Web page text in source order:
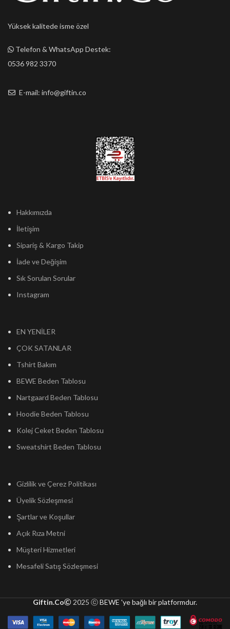
Yüksek kalitede isme özel
Telefon & WhatsApp Destek:
0536 982 3370
E-mail: info@giftin.co
Hakkımızda
İletişim
Sipariş & Kargo Takip
İade ve Değişim
Sık Sorulan Sorular
Instagram
EN YENİLER
ÇOK SATANLAR
Tshirt Bakım
BEWE Beden Tablosu
Nartgaard Beden Tablosu
Hoodie Beden Tablosu
Kolej Ceket Beden Tablosu
Sweatshirt Beden Tablosu
Gizlilik ve Çerez Politikası
Üyelik Sözleşmesi
Şartlar ve Koşullar
Açık Rıza Metni
Müşteri Hizmetleri
Mesafeli Satış Sözleşmesi
Giftin.Co 2025 ⓒBEWE 'ye bağlı bir platformdur.